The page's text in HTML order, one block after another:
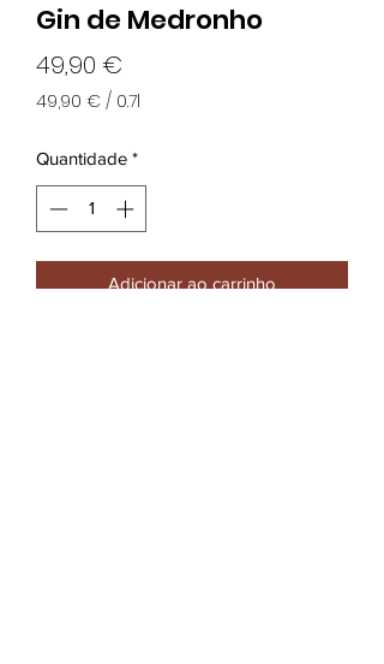
Gin de Medronho
49,90 €
49,90 € / 0.7l
por
0.7
litros
Quantidade *
Adicionar ao carrinho